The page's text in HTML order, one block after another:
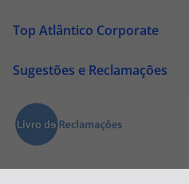
Top Atlântico Corporate
Sugestões e Reclamações